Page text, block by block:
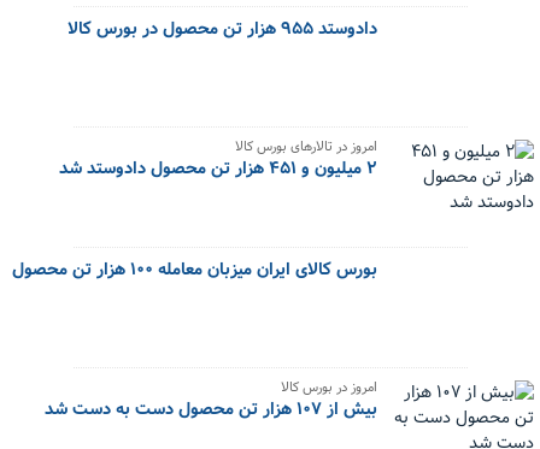
دادوستد ۹۵۵ هزار تن محصول در بورس کالا
امروز در تالارهای بورس کالا
۲ میلیون و ۴۵۱ هزار تن محصول دادوستد شد
بورس کالای ایران میزبان معامله ۱۰۰ هزار تن محصول
امروز در بورس کالا
بیش از ۱۰۷ هزار تن محصول دست به دست شد